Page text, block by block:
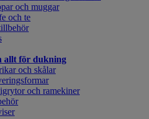
och muggar
och te
allt för dukning
och skålar
och ramekiner